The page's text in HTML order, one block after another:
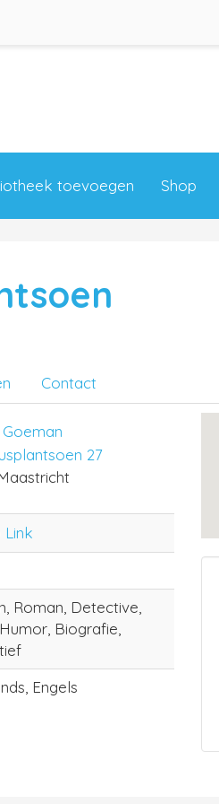
toevoegen Shop
Contact
27
Link
Roman, Detective,
Biografie,
Engels